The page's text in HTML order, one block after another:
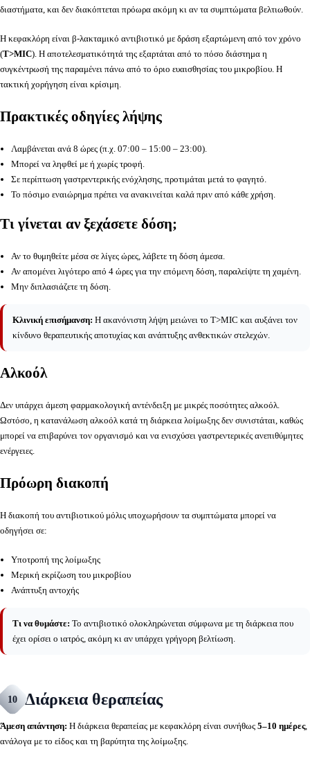
διαστήματα, και δεν διακόπτεται πρόωρα ακόμη κι αν τα συμπτώματα βελτιωθούν.
Η κεφακλόρη είναι β-λακταμικό αντιβιοτικό με δράση εξαρτώμενη από τον χρόνο
(T>MIC). Η αποτελεσματικότητά της εξαρτάται από το πόσο διάστημα η
συγκέντρωσή της παραμένει πάνω από το όριο ευαισθησίας του μικροβίου. Η
τακτική χορήγηση είναι κρίσιμη.
Πρακτικές οδηγίες λήψης
Λαμβάνεται ανά 8 ώρες (π.χ. 07:00 – 15:00 – 23:00).
Μπορεί να ληφθεί με ή χωρίς τροφή.
Σε περίπτωση γαστρεντερικής ενόχλησης, προτιμάται μετά το φαγητό.
Το πόσιμο εναιώρημα πρέπει να ανακινείται καλά πριν από κάθε χρήση.
Τι γίνεται αν ξεχάσετε δόση;
Αν το θυμηθείτε μέσα σε λίγες ώρες, λάβετε τη δόση άμεσα.
Αν απομένει λιγότερο από 4 ώρες για την επόμενη δόση, παραλείψτε τη χαμένη.
Μην διπλασιάζετε τη δόση.
Κλινική επισήμανση: Η ακανόνιστη λήψη μειώνει το T>MIC και αυξάνει τον
κίνδυνο θεραπευτικής αποτυχίας και ανάπτυξης ανθεκτικών στελεχών.
Αλκοόλ
Δεν υπάρχει άμεση φαρμακολογική αντένδειξη με μικρές ποσότητες αλκοόλ.
Ωστόσο, η κατανάλωση αλκοόλ κατά τη διάρκεια λοίμωξης δεν συνιστάται, καθώς
μπορεί να επιβαρύνει τον οργανισμό και να ενισχύσει γαστρεντερικές ανεπιθύμητες
ενέργειες.
Πρόωρη διακοπή
Η διακοπή του αντιβιοτικού μόλις υποχωρήσουν τα συμπτώματα μπορεί να
οδηγήσει σε:
Υποτροπή της λοίμωξης
Μερική εκρίζωση του μικροβίου
Ανάπτυξη αντοχής
Τι να θυμάστε: Το αντιβιοτικό ολοκληρώνεται σύμφωνα με τη διάρκεια που
έχει ορίσει ο ιατρός, ακόμη κι αν υπάρχει γρήγορη βελτίωση.
10 Διάρκεια θεραπείας
Άμεση απάντηση: Η διάρκεια θεραπείας με κεφακλόρη είναι συνήθως 5–10 ημέρες,
ανάλογα με το είδος και τη βαρύτητα της λοίμωξης.